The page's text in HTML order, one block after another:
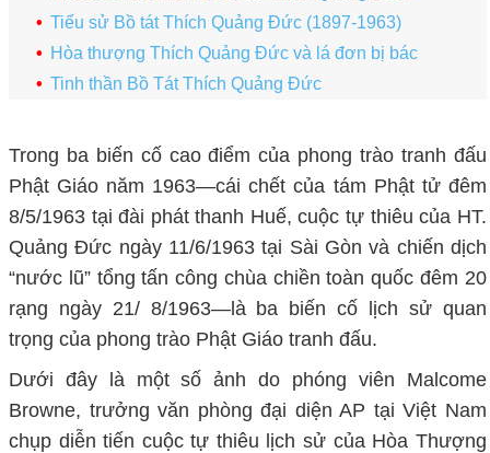
Tiểu sử Bồ tát Thích Quảng Đức (1897-1963)
Hòa thượng Thích Quảng Đức và lá đơn bị bác
Tinh thần Bồ Tát Thích Quảng Đức
Trong ba biến cố cao điểm của phong trào tranh đấu
Phật Giáo năm 1963—cái chết của tám Phật tử đêm
8/5/1963 tại đài phát thanh Huế, cuộc tự thiêu của HT.
Quảng Đức ngày 11/6/1963 tại Sài Gòn và chiến dịch
“nước lũ” tổng tấn công chùa chiền toàn quốc đêm 20
rạng ngày 21/ 8/1963—là ba biến cố lịch sử quan
trọng của phong trào Phật Giáo tranh đấu.
Dưới đây là một số ảnh do phóng viên Malcome
Browne, trưởng văn phòng đại diện AP tại Việt Nam
chụp diễn tiến cuộc tự thiêu lịch sử của Hòa Thượng